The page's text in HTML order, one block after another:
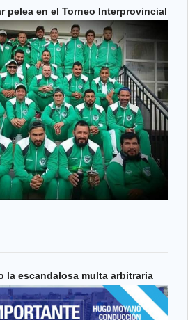
pelea en el Torneo Interprovincial
la escandalosa multa arbitraria